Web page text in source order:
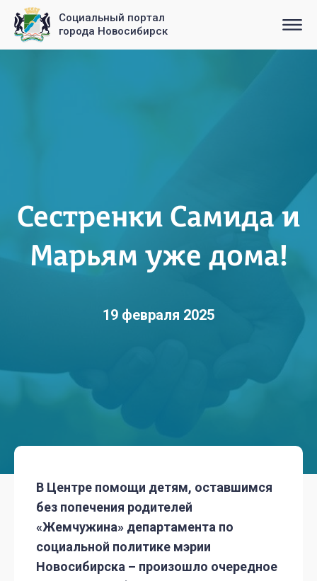
Социальный портал
города Новосибирск
Сестренки Самида и
Марьям уже дома!
19 февраля 2025
В Центре помощи детям, оставшимся
без попечения родителей
«Жемчужина» департамента по
социальной политике мэрии
Новосибирска – произошло очередное